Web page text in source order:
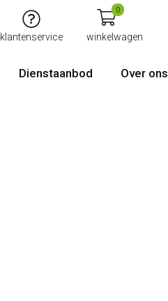
klantenservice
0
winkelwagen
Dienstaanbod Over ons